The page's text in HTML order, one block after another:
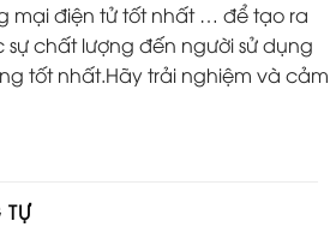
mại điện tử tốt nhất … để tạo ra
chất lượng đến người sử dụng
tốt nhất.Hãy trải nghiệm và cảm